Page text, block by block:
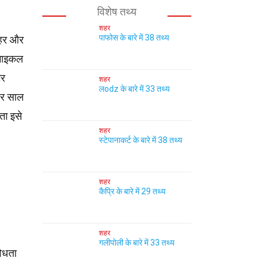
और
साल
इसे
विशेष तथ्य
शहर
पाफोस के बारे में 38 तथ्य
शहर
लodz के बारे में 33 तथ्य
शहर
स्टेपानाकर्ट के बारे में 38 तथ्य
शहर
कैप्रि के बारे में 29 तथ्य
शहर
गलीपोली के बारे में 33 तथ्य